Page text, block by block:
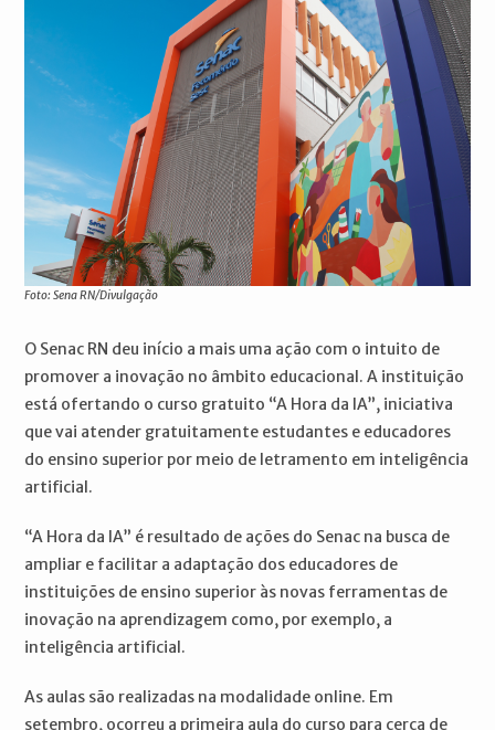
Foto: Sena RN/Divulgação
O Senac RN deu início a mais uma ação com o intuito de
promover a inovação no âmbito educacional. A instituição
está ofertando o curso gratuito “A Hora da IA”, iniciativa
que vai atender gratuitamente estudantes e educadores
do ensino superior por meio de letramento em inteligência
artificial.
“A Hora da IA” é resultado de ações do Senac na busca de
ampliar e facilitar a adaptação dos educadores de
instituições de ensino superior às novas ferramentas de
inovação na aprendizagem como, por exemplo, a
inteligência artificial.
As aulas são realizadas na modalidade online. Em
setembro, ocorreu a primeira aula do curso para cerca de